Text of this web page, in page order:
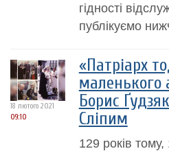
гідності
публікуємо
18 лютого 2021
09:10
«Патріарх
маленького
Борис
Сліпим
129 років